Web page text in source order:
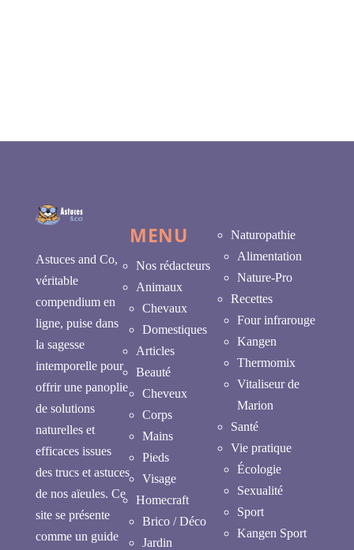
Astuces and Co,
véritable
compendium en
ligne, puise dans
la sagesse
intemporelle pour
offrir une panoplie
de solutions
naturelles et
efficaces issues
des trucs et astuces
de nos aïeules. Ce
site se présente
comme un guide
MENU
Nos rédacteurs
Animaux
Chevaux
Domestiques
Articles
Beauté
Cheveux
Corps
Mains
Pieds
Visage
Homecraft
Brico / Déco
Jardin
Naturopathie
Alimentation
Nature-Pro
Recettes
Four infrarouge
Kangen
Thermomix
Vitaliseur de
Marion
Santé
Vie pratique
Écologie
Sexualité
Sport
Kangen Sport